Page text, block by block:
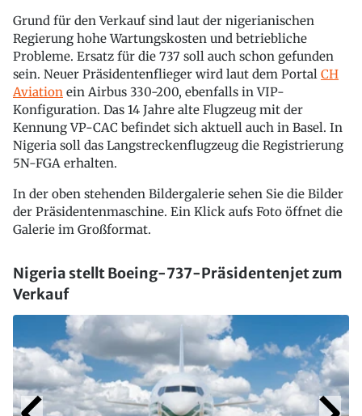
Grund für den Verkauf sind laut der nigerianischen
Regierung hohe Wartungskosten und betriebliche
Probleme. Ersatz für die 737 soll auch schon gefunden
sein. Neuer Präsidentenflieger wird laut dem Portal CH
Aviation ein Airbus 330-200, ebenfalls in VIP-
Konfiguration. Das 14 Jahre alte Flugzeug mit der
Kennung VP-CAC befindet sich aktuell auch in Basel. In
Nigeria soll das Langstreckenflugzeug die Registrierung
5N-FGA erhalten.
In der oben stehenden Bildergalerie sehen Sie die Bilder
der Präsidentenmaschine. Ein Klick aufs Foto öffnet die
Galerie im Großformat.
Nigeria stellt Boeing-737-Präsidentenjet zum
Verkauf